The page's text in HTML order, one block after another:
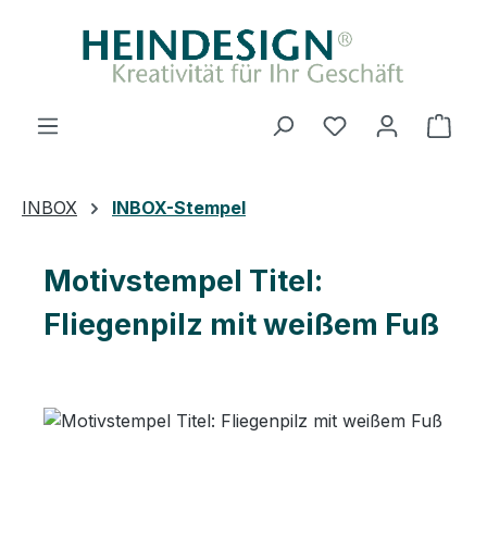
Zum Hauptinhalt springen
INBOX INBOX-Stempel
Motivstempel Titel:
Fliegenpilz mit weißem Fuß
Bildergalerie überspringen